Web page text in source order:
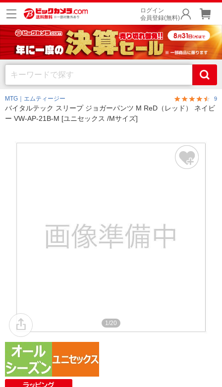
ログイン
会員登録(無料)
MTG｜エムティージー 9
バイタルテック スリープ ジョガーパンツ M ReD（レッド） ネイビ
ー VW-AP-21B-M [ユニセックス /Mサイズ]
1/20